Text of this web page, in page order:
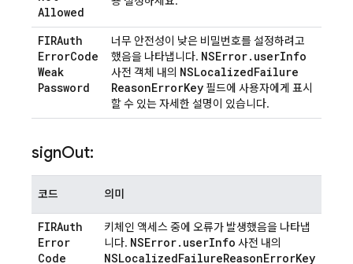
Allowed
FIRAuth
ErrorCode
Weak
Password
너무 안전성이 낮은 비밀번호를 설정하려고
했음을 나타냅니다. NSError. userInfo
사전 객체 내의 NSLocalizedFailure
ReasonErrorKey 필드에 사용자에게 표시
할 수 있는 자세한 설명이 있습니다.
signOut:
코드 의미
FIRAuth
Error
Code
키체인 액세스 중에 오류가 발생했음을 나타냅
니다. NSError. userInfo 사전 내의
NSLocalizedFailureReasonErrorKey